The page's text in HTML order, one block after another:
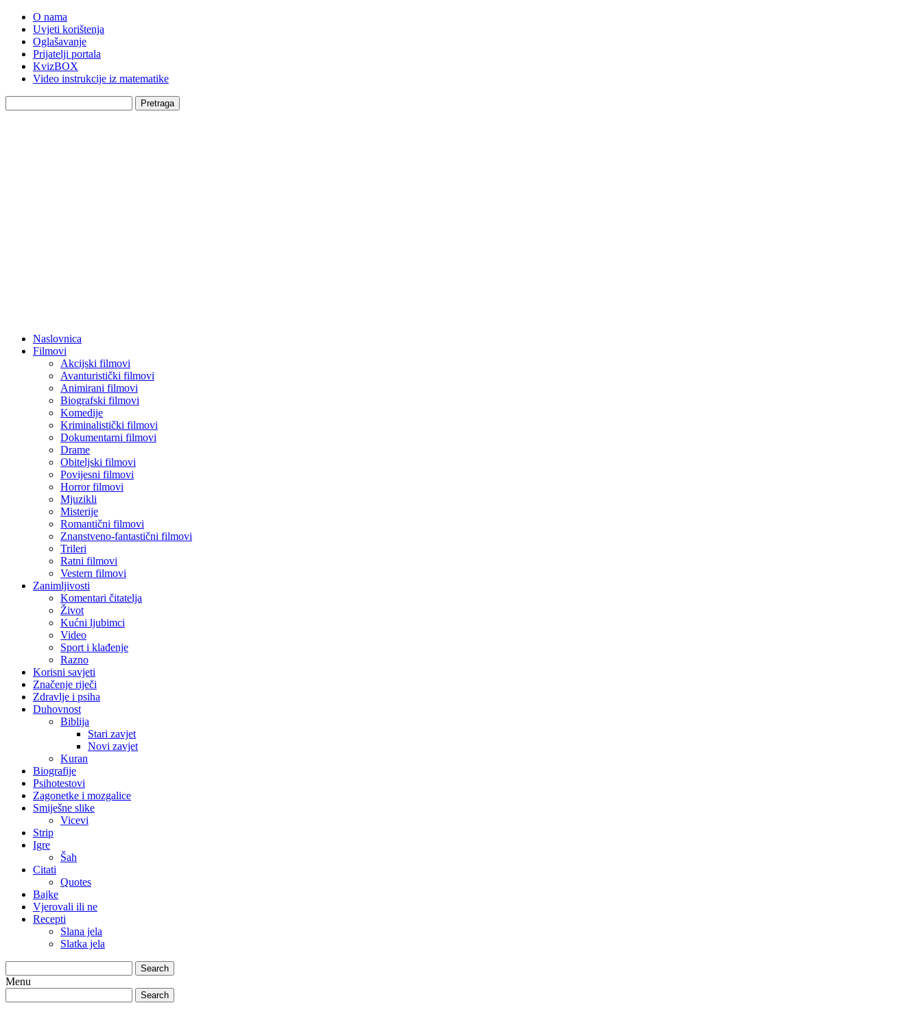
O nama
Uvjeti korištenja
Oglašavanje
Prijatelji portala
KvizBOX
Video instrukcije iz matematike
Pretraga
Naslovnica
Filmovi
Akcijski filmovi
Avanturistički filmovi
Animirani filmovi
Biografski filmovi
Komedije
Kriminalistički filmovi
Dokumentarni filmovi
Drame
Obiteljski filmovi
Povijesni filmovi
Horror filmovi
Mjuzikli
Misterije
Romantični filmovi
Znanstveno-fantastični filmovi
Trileri
Ratni filmovi
Vestern filmovi
Zanimljivosti
Komentari čitatelja
Život
Kućni ljubimci
Video
Sport i klađenje
Razno
Korisni savjeti
Značenje riječi
Zdravlje i psiha
Duhovnost
Biblija
Stari zavjet
Novi zavjet
Kuran
Biografije
Psihotestovi
Zagonetke i mozgalice
Smiješne slike
Vicevi
Strip
Igre
Šah
Citati
Quotes
Bajke
Vjerovali ili ne
Recepti
Slana jela
Slatka jela
Search
Menu
Search